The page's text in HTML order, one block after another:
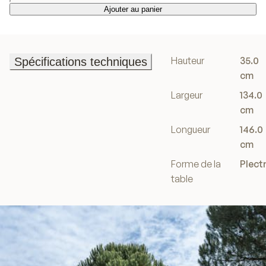
Ajouter au panier
Ajouter au panier
Spécifications techniques
Hauteur
35.0
cm
Largeur
134.0
cm
Longueur
146.0
cm
Forme de la
table